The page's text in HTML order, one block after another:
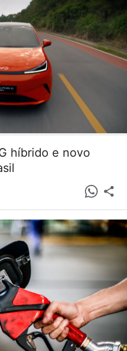
híbrido e novo